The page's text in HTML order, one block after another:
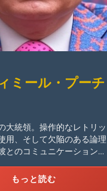
ミール・プーチ
大統領。操作的なレトリッ
用、そして欠陥のある論理
とのコミュニケーションを
もっと読む